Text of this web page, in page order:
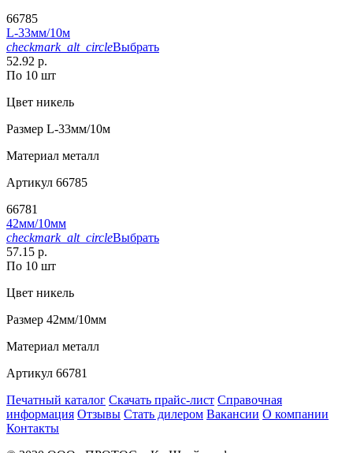
66785
L-33мм/10м
checkmark_alt_circleВыбрать
52.92 р.
По 10 шт
Цвет никель
Размер L-33мм/10м
Материал металл
Артикул 66785
66781
42мм/10мм
checkmark_alt_circleВыбрать
57.15 р.
По 10 шт
Цвет никель
Размер 42мм/10мм
Материал металл
Артикул 66781
Печатный каталог Скачать прайс-лист Справочная
информация Отзывы Стать дилером Вакансии О компании
Контакты